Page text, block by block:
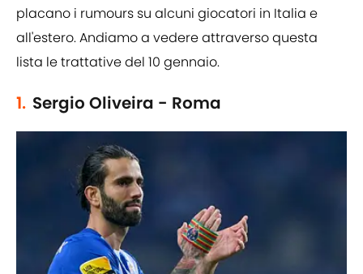
placano i rumours su alcuni giocatori in Italia e
all'estero. Andiamo a vedere attraverso questa
lista le trattative del 10 gennaio.
1. Sergio Oliveira - Roma